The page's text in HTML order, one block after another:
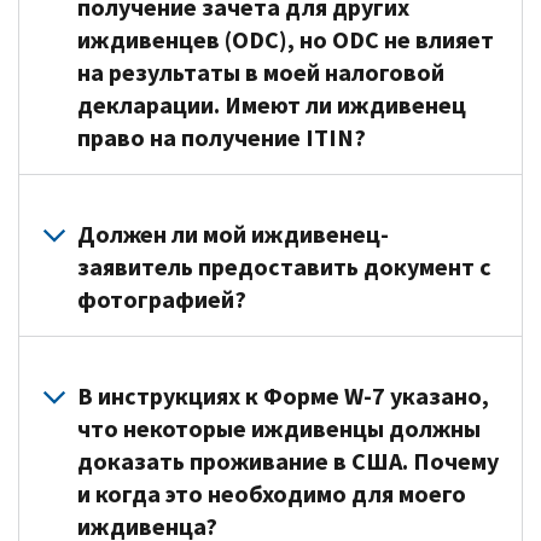
ситуации.
Примеры
заполнения
Формы
W-7
можно
найти
в
Публикации
№1915
PDF
.
США,
то
в
качестве
причины
подачи
(Английский)
следует
выбрать
«resident
(лицо,
постоянно
в
США).
где
вы
постоянно
или
обычно
проживали.
приему
документов
(CAA)
или
записаться
на
в
центр
IRS
по
налогоплательщикам
с
предоставлением
услуг
по
целей
федерального
налогообложения.
Иждивенец,
подающий
на
получение
ITIN,
должен
получение
одной
из
следующих
предусмотренных
в
США,
для
целей
федерального
года,
имеет
право
претендовать
получение
зачета
для
других
иждивенцев
получение зачета для других
иждивенцев (ODC), но ODC не влияет
на результаты в моей налоговой
декларации. Имеют ли иждивенец
право на получение ITIN?
если
находящийся
на
иждивении
заявитель
право
на
получение
зачета
для
Должен ли мой иждивенец-
заявитель предоставить документ с
фотографией?
ваш
иждивенец
достиг
возраста
В инструкциях к Форме W-7 указано,
что некоторые иждивенцы должны
доказать проживание в США. Почему
и когда это необходимо для моего
иждивенца?